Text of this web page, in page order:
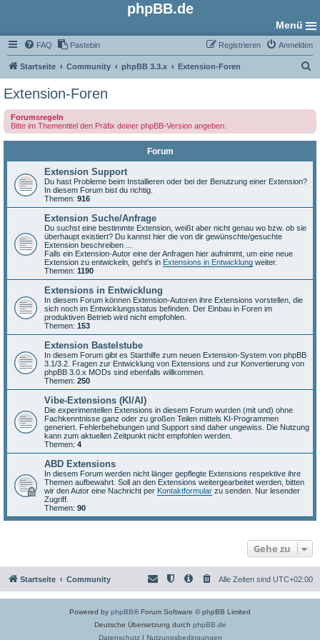
phpBB.de
Menü
FAQ Pastebin Anmelden
Registrieren
Startseite Community phpBB 3.3.x Extension-Foren
e
Extension-Foren
Forumsregeln
Bitte im Thementitel den Präfix deiner phpBB-Version angeben.
Forum
Extension Support
Du hast Probleme beim Installieren oder bei der Benutzung einer Extension?
In diesem Forum bist du richtig.
Themen: 916
Extension Suche/Anfrage
Du suchst eine bestimmte Extension, weißt aber nicht genau wo bzw. ob sie
überhaupt existiert? Du kannst hier die von dir gewünschte/gesuchte
Extension beschreiben ...
Falls ein Extension-Autor eine der Anfragen hier aufnimmt, um eine neue
Extension zu entwickeln, geht's in Extensions in Entwicklung weiter.
Themen: 1190
Extensions in Entwicklung
In diesem Forum können Extension-Autoren ihre Extensions vorstellen, die
sich noch im Entwicklungsstatus befinden. Der Einbau in Foren im
produktiven Betrieb wird nicht empfohlen.
Themen: 153
Extension Bastelstube
In diesem Forum gibt es Starthilfe zum neuen Extension-System von phpBB
3.1/3.2. Fragen zur Entwicklung von Extensions und zur Konvertierung von
phpBB 3.0.x MODs sind ebenfalls willkommen.
Themen: 250
Vibe-Extensions (KI/AI)
Die experimentellen Extensions in diesem Forum wurden (mit und) ohne
Fachkenntnisse ganz oder zu großen Teilen mittels KI-Programmen
generiert. Fehlerbehebungen und Support sind daher ungewiss. Die Nutzung
kann zum aktuellen Zeitpunkt nicht empfohlen werden.
Themen: 4
ABD Extensions
In diesem Forum werden nicht länger gepflegte Extensions respektive ihre
Themen aufbewahrt. Soll an den Extensions weitergearbeitet werden, bitten
wir den Autor eine Nachricht per Kontaktformular zu senden. Nur lesender
Zugriff.
Themen: 90
Gehe zu
Startseite Community Alle Zeiten sind UTC+02:00
Powered by phpBB® Forum Software © phpBB Limited
Deutsche Übersetzung durch phpBB.de
Datenschutz| Nutzungsbedingungen